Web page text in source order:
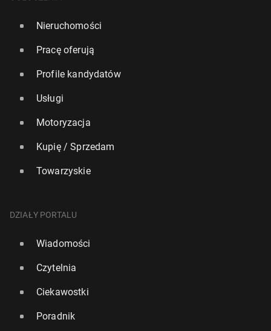
Nieruchomości
Pracę oferują
Profile kandydatów
Usługi
Motoryzacja
Kupię / Sprzedam
Towarzyskie
DZIAŁY PORTALU
Wiadomości
Czytelnia
Ciekawostki
Poradnik